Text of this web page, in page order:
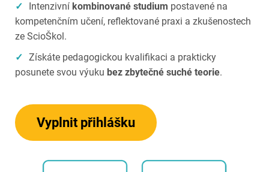
✓
Intenzivní kombinované studium postavené na
kompetenčním učení, reflektované praxi a zkušenostech
ze ScioŠkol.
✓ Získáte pedagogickou kvalifikaci a prakticky
posunete svou výuku bez zbytečné suché teorie.
Vyplnit přihlášku